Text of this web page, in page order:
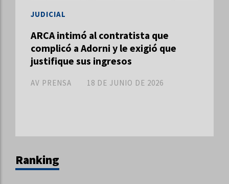
ARCA intimó al contratista que
complicó a Adorni y le exigió que
justifique sus ingresos
AV PRENSA
JUDICIAL
18 DE JUNIO DE 2026
Ranking